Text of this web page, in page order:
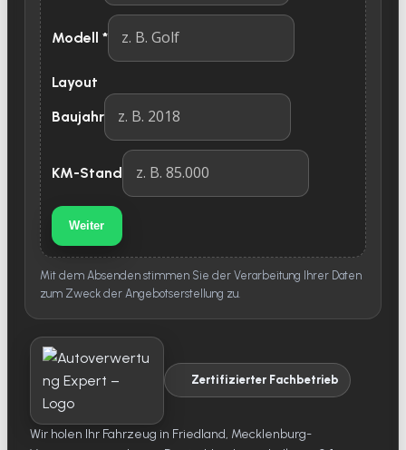
Modell *
Layout
Baujahr
KM-Stand
Weiter
Mit dem Absenden stimmen Sie der Verarbeitung Ihrer Daten
zum Zweck der Angebotserstellung zu.
Zertifizierter Fachbetrieb
Wir holen Ihr Fahrzeug in Friedland, Mecklenburg-